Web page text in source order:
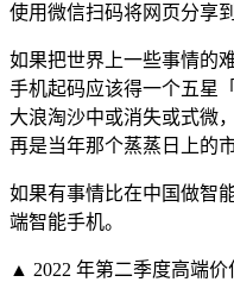
使用微信扫码将网页分享
如果把世界上一些事情的
手机起码应该得一个五星
大浪淘沙中或消失或式微
再是当年那个蒸蒸日上的市
如果有事情比在中国做智
端智能手机。
▲ 2022 年第二季度高端